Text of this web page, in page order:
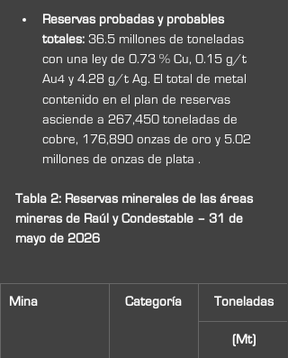
Reservas probadas y probables
totales: 36.5 millones de toneladas
con una ley de 0.73 % Cu, 0.15 g/t
Au4 y 4.28 g/t Ag. El total de metal
contenido en el plan de reservas
asciende a 267,450 toneladas de
cobre, 176,890 onzas de oro y 5.02
millones de onzas de plata .
Tabla 2: Reservas minerales de las áreas
mineras de Raúl y Condestable – 31 de
mayo de 2026
Mina Categoría Toneladas
(Mt)